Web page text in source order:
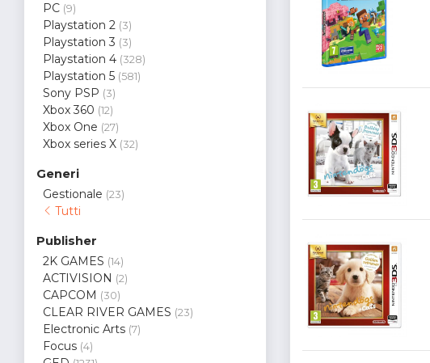
PC (9)
Playstation 2 (3)
Playstation 3 (3)
Playstation 4 (328)
Playstation 5 (581)
Sony PSP (3)
Xbox 360 (12)
Xbox One (27)
Xbox series X (32)
Generi
Gestionale (23)
Tutti
Publisher
2K GAMES (14)
ACTIVISION (2)
CAPCOM (30)
CLEAR RIVER GAMES (23)
Electronic Arts (7)
Focus (4)